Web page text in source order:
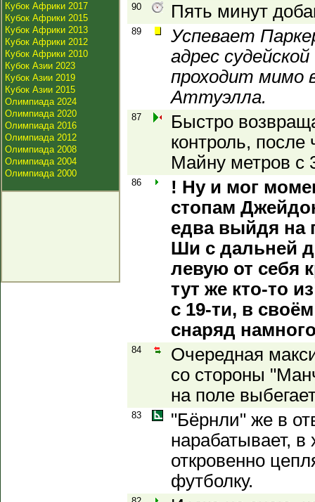
Кубок Африки 2017
Кубок Африки 2015
Кубок Африки 2013
Кубок Африки 2012
Кубок Африки 2010
Кубок Азии 2023
Кубок Азии 2019
Кубок Азии 2015
Олимпиада 2024
Олимпиада 2020
Олимпиада 2016
Олимпиада 2012
Олимпиада 2008
Олимпиада 2004
Олимпиада 2000
90 Пять минут
89
Успевает
адрес
проходит мимо
Аттуэлла.
87
Быстро
контроль, после
Майну метров с
86
! Ну и мог
стопам
едва выйдя на
Ши с дальней
левую от себя
тут же кто-то
с 19-ти, в
снаряд
84
Очередная
со стороны
на поле
83
"Бёрнли" же в
нарабатывает, в
откровенно
футболку.